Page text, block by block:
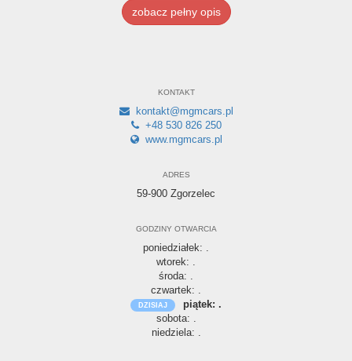
zobacz pełny opis
KONTAKT
kontakt@mgmcars.pl
+48 530 826 250
www.mgmcars.pl
ADRES
59-900 Zgorzelec
GODZINY OTWARCIA
poniedziałek: .
wtorek: .
środa: .
czwartek: .
piątek: .
sobota: .
niedziela: .